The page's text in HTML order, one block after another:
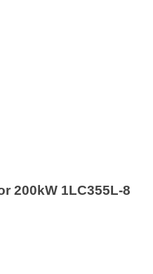
200kW 1LC355L-8